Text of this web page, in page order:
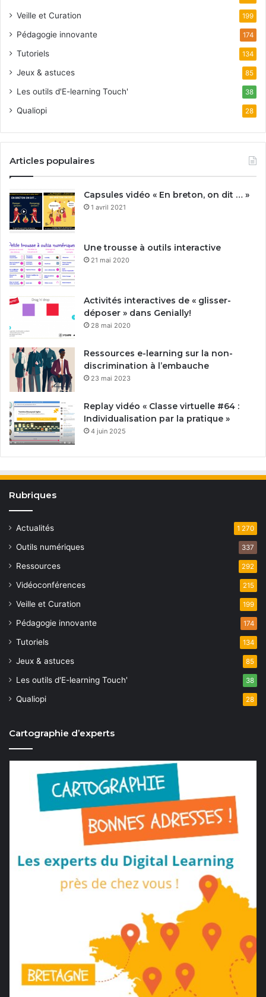
Veille et Curation 199
Pédagogie innovante 174
Tutoriels 134
Jeux & astuces 85
Les outils d'E-learning Touch' 38
Qualiopi 28
Articles populaires
Capsules vidéo « En breton, on dit … »
1 avril 2021
Une trousse à outils interactive
21 mai 2020
Activités interactives de « glisser-
déposer » dans Genially!
28 mai 2020
Ressources e-learning sur la non-
discrimination à l’embauche
23 mai 2023
Replay vidéo « Classe virtuelle #64 :
Individualisation par la pratique »
4 juin 2025
Rubriques
Actualités 1 270
Outils numériques 337
Ressources 292
Vidéoconférences 215
Veille et Curation 199
Pédagogie innovante 174
Tutoriels 134
Jeux & astuces 85
Les outils d'E-learning Touch' 38
Qualiopi 28
Cartographie d’experts